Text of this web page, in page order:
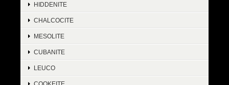
HIDDENITE
CHALCOCITE
MESOLITE
CUBANITE
LEUCO
COOKEITE